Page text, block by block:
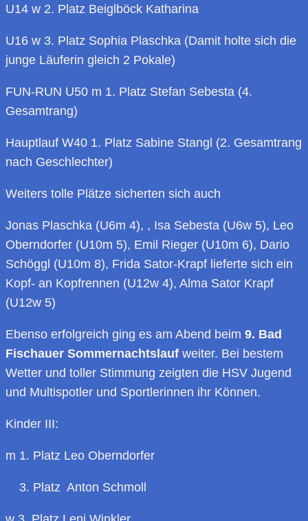
U14 w 2. Platz Beiglböck Katharina
U16 w 3. Platz Sophia Plaschka (Damit holte sich die
junge Läuferin gleich 2 Pokale)
FUN-RUN U50 m 1. Platz Stefan Sebesta (4.
Gesamtrang)
Hauptlauf W40 1. Platz Sabine Stangl (2. Gesamtrang
nach Geschlechter)
Weiters tolle Plätze sicherten sich auch
Jonas Plaschka (U6m 4), , Isa Sebesta (U6w 5), Leo
Oberndorfer (U10m 5), Emil Rieger (U10m 6), Dario
Schöggl (U10m 8), Frida Sator-Krapf lieferte sich ein
Kopf- an Kopfrennen (U12w 4), Alma Sator Krapf
(U12w 5)
Ebenso erfolgreich ging es am Abend beim 9. Bad
Fischauer Sommernachtslauf weiter. Bei bestem
Wetter und toller Stimmung zeigten die HSV Jugend
und Multispotler und Sportlerinnen ihr Können.
Kinder III:
m 1. Platz Leo Oberndorfer
3. Platz Anton Schmoll